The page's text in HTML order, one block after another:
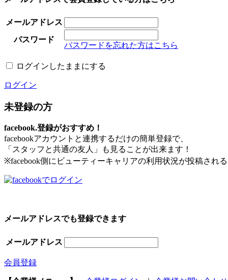
メールアドレス
パスワード
パスワードを忘れた方はこちら
ログインしたままにする
ログイン
未登録の方
facebook.登録がおすすめ！
facebookアカウントと連携するだけの簡単登録で、
「スタッフと共通の友人」も見ることが出来ます！
※facebook側にビューティーキャリアの利用状況が投稿される
メールアドレスでも登録できます
メールアドレス
会員登録